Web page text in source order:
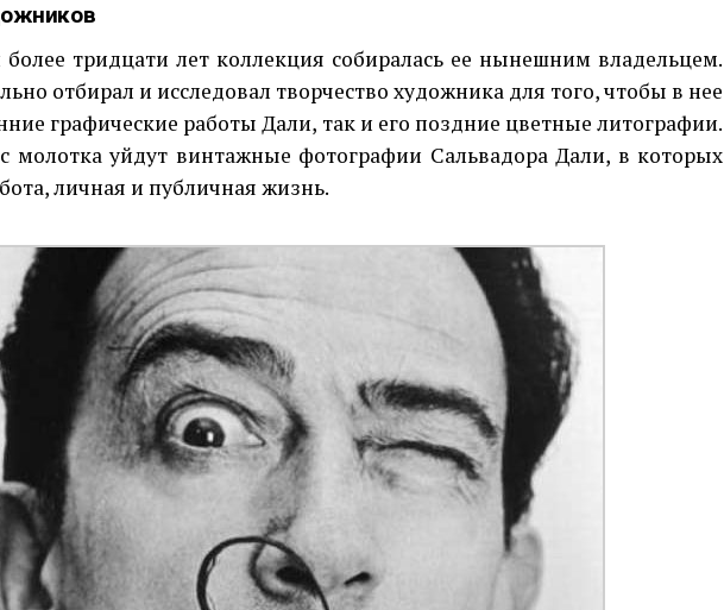
тридцати лет коллекция собиралась ее нынешним владельцем.
отбирал и исследовал творчество художника для того, чтобы в нее
графические работы Дали, так и его поздние цветные литографии.
молотка уйдут винтажные фотографии Сальвадора Дали, в которых
личная и публичная жизнь.